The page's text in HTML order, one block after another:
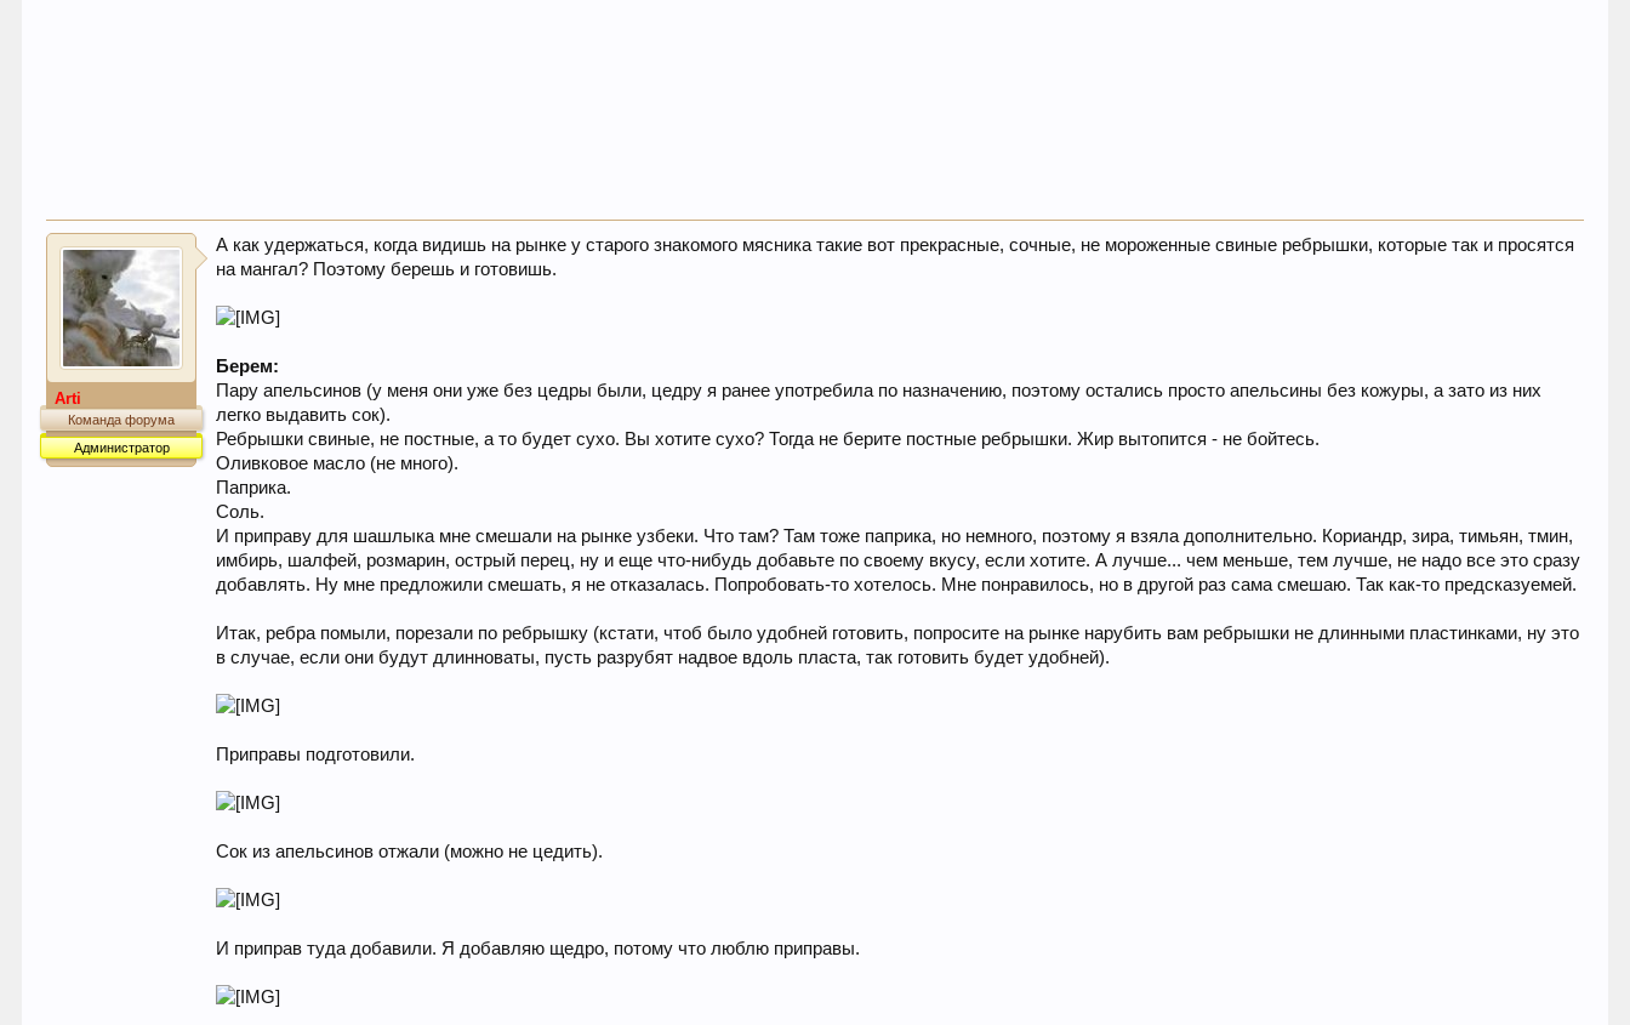
Arti
Команда форума
Администратор
А как удержаться, когда видишь на рынке у старого знакомого мясника такие вот прекрасные, сочные, не мороженные свиные ребрышки, которые так и просятся
на мангал? Поэтому берешь и готовишь.
Берем:
Пару апельсинов (у меня они уже без цедры были, цедру я ранее употребила по назначению, поэтому остались просто апельсины без кожуры, а зато из них
легко выдавить сок).
Ребрышки свиные, не постные, а то будет сухо. Вы хотите сухо? Тогда не берите постные ребрышки. Жир вытопится - не бойтесь.
Оливковое масло (не много).
Паприка.
Соль.
И приправу для шашлыка мне смешали на рынке узбеки. Что там? Там тоже паприка, но немного, поэтому я взяла дополнительно. Кориандр, зира, тимьян, тмин,
имбирь, шалфей, розмарин, острый перец, ну и еще что-нибудь добавьте по своему вкусу, если хотите. А лучше... чем меньше, тем лучше, не надо все это сразу
добавлять. Ну мне предложили смешать, я не отказалась. Попробовать-то хотелось. Мне понравилось, но в другой раз сама смешаю. Так как-то предсказуемей.
Итак, ребра помыли, порезали по ребрышку (кстати, чтоб было удобней готовить, попросите на рынке нарубить вам ребрышки не длинными пластинками, ну это
в случае, если они будут длинноваты, пусть разрубят надвое вдоль пласта, так готовить будет удобней).
Приправы подготовили.
Сок из апельсинов отжали (можно не цедить).
И приправ туда добавили. Я добавляю щедро, потому что люблю приправы.